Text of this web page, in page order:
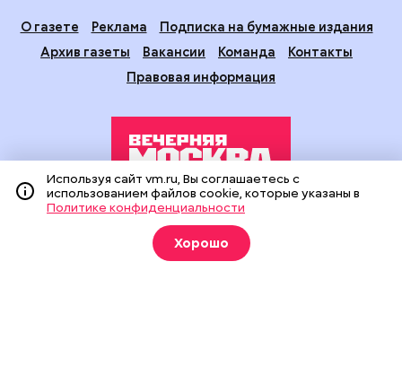
О газете Реклама
Подписка на бумажные издания
Архив газеты
Вакансии Команда
Контакты
Правовая информация
Издание создано при финансовой поддержке Департамента
средств массовой информации и рекламы города Москвы.
На сайте применяются рекомендательные технологии
(информационные технологии предоставления информации
Используя сайт vm.ru, Вы соглашаетесь с
использованием файлов cookie, которые указаны в
Политике конфиденциальности
Хорошо